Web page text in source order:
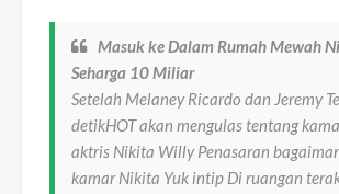
Masuk ke Dalam Rumah Mewah
Seharga 10 Miliar
Setelah Melaney Ricardo dan Jeremy
detikHOT akan mengulas tentang
aktris Nikita Willy Penasaran
kamar Nikita Yuk intip Di ruangan